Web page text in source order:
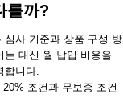
를까?
심사 기준과 상품 구성 방
는 대신 월 납입 비용을
니다.
조건과 무보증 조건